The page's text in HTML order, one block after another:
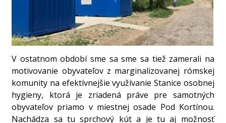
V ostatnom období sme sa sme sa tiež zamerali na
motivovanie obyvateľov z marginalizovanej rómskej
komunity na efektívnejšie využívanie Stanice osobnej
hygieny, ktorá je zriadená práve pre samotných
obyvateľov priamo v miestnej osade Pod Kortínou.
Nachádza sa tu sprchový kút a je tu aj možnosť